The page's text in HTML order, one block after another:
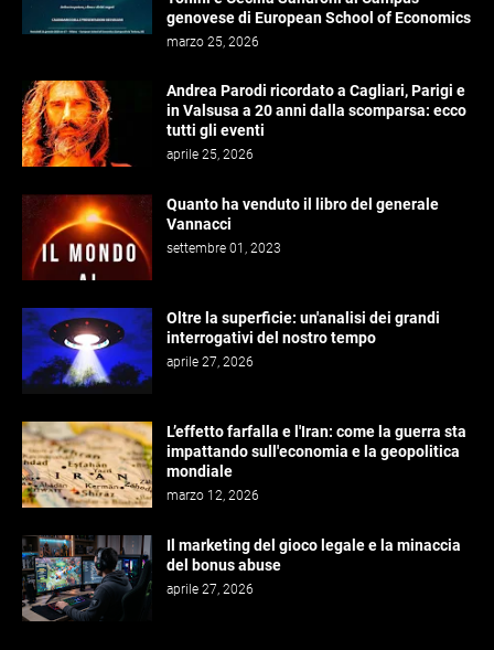
genovese di European School of Economics
marzo 25, 2026
Andrea Parodi ricordato a Cagliari, Parigi e
in Valsusa a 20 anni dalla scomparsa: ecco
tutti gli eventi
aprile 25, 2026
Quanto ha venduto il libro del generale
Vannacci
settembre 01, 2023
Oltre la superficie: un'analisi dei grandi
interrogativi del nostro tempo
aprile 27, 2026
L’effetto farfalla e l'Iran: come la guerra sta
impattando sull'economia e la geopolitica
mondiale
marzo 12, 2026
Il marketing del gioco legale e la minaccia
del bonus abuse
aprile 27, 2026